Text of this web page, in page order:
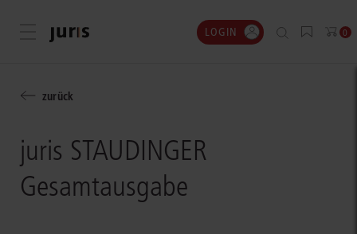
Menü öffnen LOGIN 0
zurück
juris STAUDINGER
Gesamtausgabe